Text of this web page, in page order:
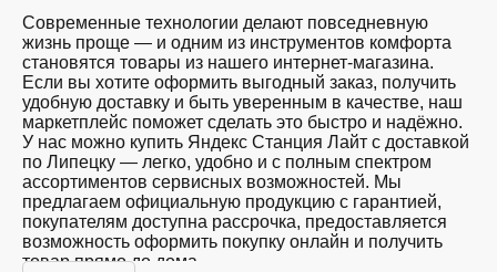
Современные технологии делают повседневную
жизнь проще — и одним из инструментов комфорта
становятся товары из нашего интернет-магазина.
Если вы хотите оформить выгодный заказ, получить
удобную доставку и быть уверенным в качестве, наш
маркетплейс поможет сделать это быстро и надёжно.
У нас можно купить Яндекс Станция Лайт с доставкой
по Липецку — легко, удобно и с полным спектром
ассортиментов сервисных возможностей. Мы
предлагаем официальную продукцию с гарантией,
покупателям доступна рассрочка, предоставляется
возможность оформить покупку онлайн и получить
товар прямо до дома.